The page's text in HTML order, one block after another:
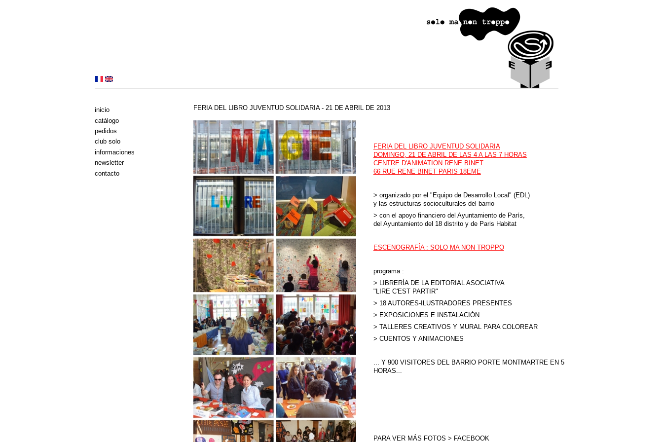
FERIA DEL LIBRO JUVENTUD SOLIDARIA - 21 DE ABRIL DE 2013
FERIA DEL LIBRO JUVENTUD SOLIDARIA
DOMINGO, 21 DE ABRIL DE LAS 4 A LAS 7 HORAS
CENTRE D'ANIMATION RENE BINET
66 RUE RENE BINET PARIS 18EME
> organizado por el "Equipo de Desarrollo Local" (EDL)
y las estructuras socioculturales del barrio
> con el apoyo financiero del Ayuntamiento de París,
del Ayuntamiento del 18 distrito y de Paris Habitat
ESCENOGRAFÍA : SOLO MA NON TROPPO
programa :
> LIBRERÍA DE LA EDITORIAL ASOCIATIVA
"LIRE C'EST PARTIR"
> 18 AUTORES-ILUSTRADORES PRESENTES
> EXPOSICIONES E INSTALACIÓN
> TALLERES CREATIVOS Y MURAL PARA COLOREAR
> CUENTOS Y ANIMACIONES
... Y 900 VISITORES DEL BARRIO PORTE MONTMARTRE EN 5
HORAS...
PARA VER MÁS FOTOS > FACEBOOK
inicio
catálogo
pedidos
club solo
informaciones
newsletter
contacto